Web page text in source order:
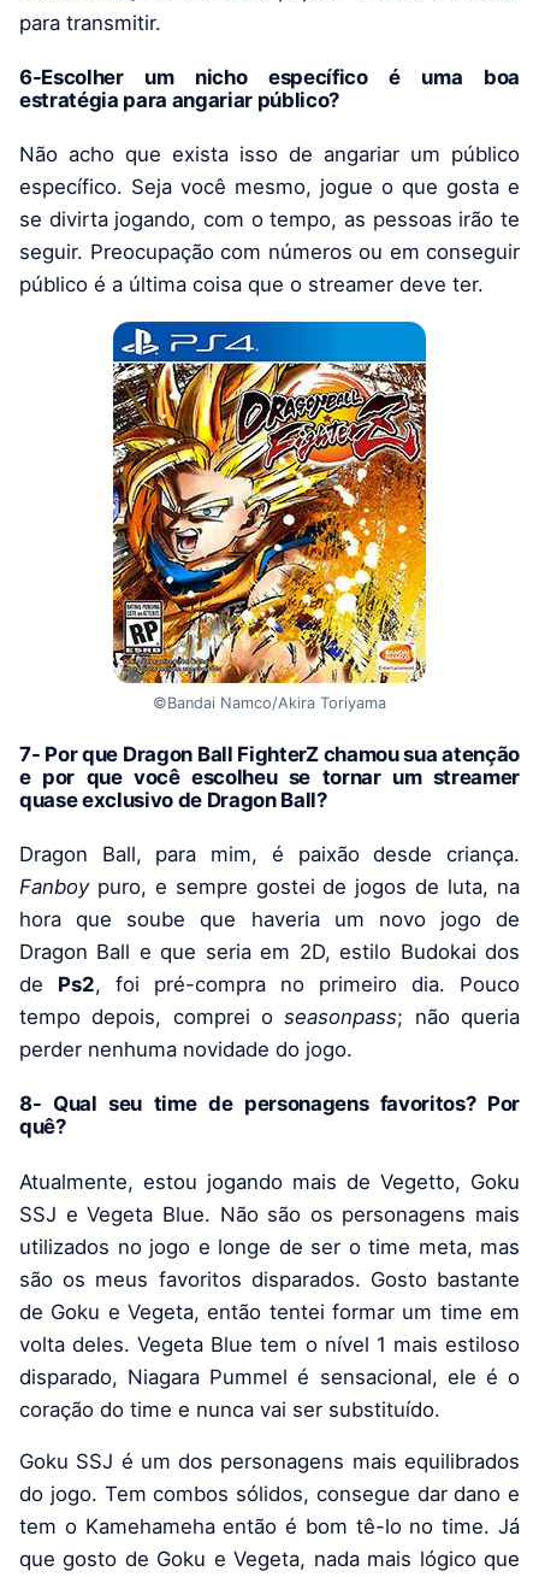
para transmitir.
6-Escolher um nicho específico é uma boa
estratégia para angariar público?
Não acho que exista isso de angariar um público
específico. Seja você mesmo, jogue o que gosta e
se divirta jogando, com o tempo, as pessoas irão te
seguir. Preocupação com números ou em conseguir
público é a última coisa que o streamer deve ter.
©Bandai Namco/Akira Toriyama
7- Por que Dragon Ball FighterZ chamou sua atenção
e por que você escolheu se tornar um streamer
quase exclusivo de Dragon Ball?
Dragon Ball, para mim, é paixão desde criança.
Fanboypuro, e sempre gostei de jogos de luta, na
hora que soube que haveria um novo jogo de
Dragon Ball e que seria em 2D, estilo Budokai dos
de Ps2, foi pré-compra no primeiro dia. Pouco
tempo depois, comprei oseasonpass; não queria
perder nenhuma novidade do jogo.
8- Qual seu time de personagens favoritos? Por
quê?
Atualmente, estou jogando mais de Vegetto, Goku
SSJ e Vegeta Blue. Não são os personagens mais
utilizados no jogo e longe de ser o time meta, mas
são os meus favoritos disparados. Gosto bastante
de Goku e Vegeta, então tentei formar um time em
volta deles. Vegeta Blue tem o nível 1 mais estiloso
disparado, Niagara Pummel é sensacional, ele é o
coração do time e nunca vai ser substituído.
Goku SSJ é um dos personagens mais equilibrados
do jogo. Tem combos sólidos, consegue dar dano e
tem o Kamehameha então é bom tê-lo no time. Já
que gosto de Goku e Vegeta, nada mais lógico que